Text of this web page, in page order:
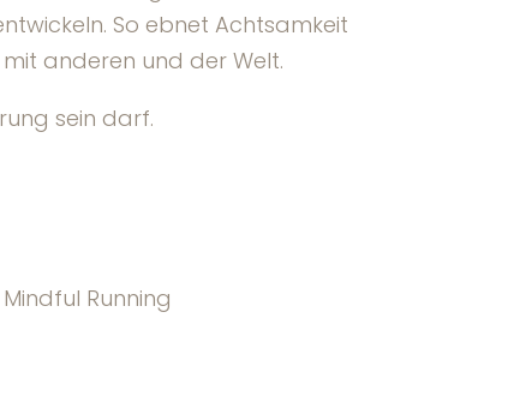
So ebnet Achtsamkeit
anderen und der Welt.
sein darf.
Running